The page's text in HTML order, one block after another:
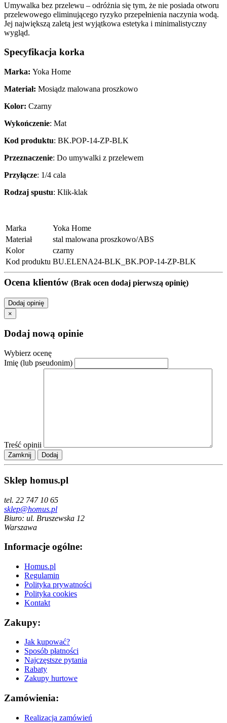
Umywalka bez przelewu – odróżnia się tym, że nie posiada otworu
przelewowego eliminującego ryzyko przepełnienia naczynia wodą.
Jej największą zaletą jest wyjątkowa estetyka i minimalistyczny
wygląd.
Specyfikacja korka
Marka: Yoka Home
Materiał: Mosiądz malowana proszkowo
Kolor: Czarny
Wykończenie: Mat
Kod produktu: BK.POP-14-ZP-BLK
Przeznaczenie: Do umywalki z przelewem
Przyłącze: 1/4 cala
Rodzaj spustu: Klik-klak
Marka
Yoka Home
Materiał
stal malowana proszkowo/ABS
Kolor
czarny
Kod produktu BU.ELENA24-BLK_BK.POP-14-ZP-BLK
Ocena klientów (Brak ocen dodaj pierwszą opinię)
Dodaj opinię
×
Dodaj nową opinie
Wybierz ocenę
Imię (lub pseudonim)
Treść opinii
Zamknij
Sklep homus.pl
tel. 22 747 10 65
sklep@homus.pl
Biuro: ul. Bruszewska 12
Warszawa
Informacje ogólne:
Homus.pl
Regulamin
Polityka prywatności
Polityka cookies
Kontakt
Zakupy:
Jak kupować?
Sposób płatności
Najczęstsze pytania
Rabaty
Zakupy hurtowe
Zamówienia:
Realizacja zamówień